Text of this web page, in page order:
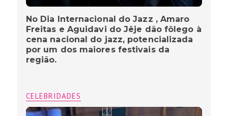
No Dia Internacional do Jazz , Amaro
Freitas e Aguidavi do Jêje dão fôlego à
cena nacional do jazz, potencializada
por um dos maiores festivais da
região.
CELEBRIDADES